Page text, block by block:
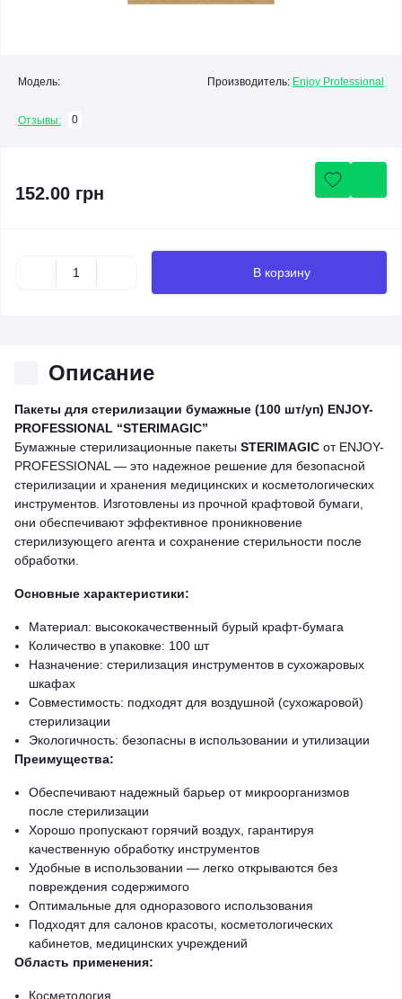
Модель: Производитель: Enjoy Professional
Отзывы: 0
152.00 грн
В корзину
Описание
Пакеты для стерилизации бумажные (100 шт/уп) ENJOY-
PROFESSIONAL “STERIMAGIC”
Бумажные стерилизационные пакеты STERIMAGIC от ENJOY-
PROFESSIONAL — это надежное решение для безопасной
стерилизации и хранения медицинских и косметологических
инструментов. Изготовлены из прочной крафтовой бумаги,
они обеспечивают эффективное проникновение
стерилизующего агента и сохранение стерильности после
обработки.
Основные характеристики:
Материал: высококачественный бурый крафт-бумага
Количество в упаковке: 100 шт
Назначение: стерилизация инструментов в сухожаровых
шкафах
Совместимость: подходят для воздушной (сухожаровой)
стерилизации
Экологичность: безопасны в использовании и утилизации
Преимущества:
Обеспечивают надежный барьер от микроорганизмов
после стерилизации
Хорошо пропускают горячий воздух, гарантируя
качественную обработку инструментов
Удобные в использовании — легко открываются без
повреждения содержимого
Оптимальные для одноразового использования
Подходят для салонов красоты, косметологических
кабинетов, медицинских учреждений
Область применения:
Косметология